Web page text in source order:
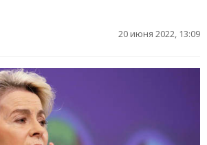
20 июня 2022, 13:09